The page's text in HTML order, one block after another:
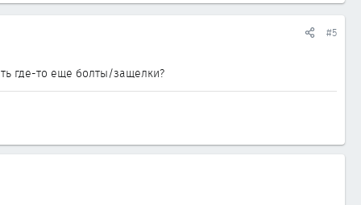
#5
где-то еще болты/защелки?